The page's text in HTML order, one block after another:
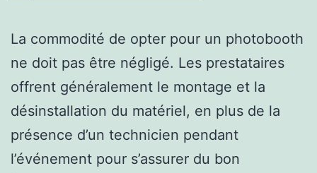
La commodité de opter pour un photobooth
ne doit pas être négligé. Les prestataires
offrent généralement le montage et la
désinstallation du matériel, en plus de la
présence d’un technicien pendant
l’événement pour s’assurer du bon